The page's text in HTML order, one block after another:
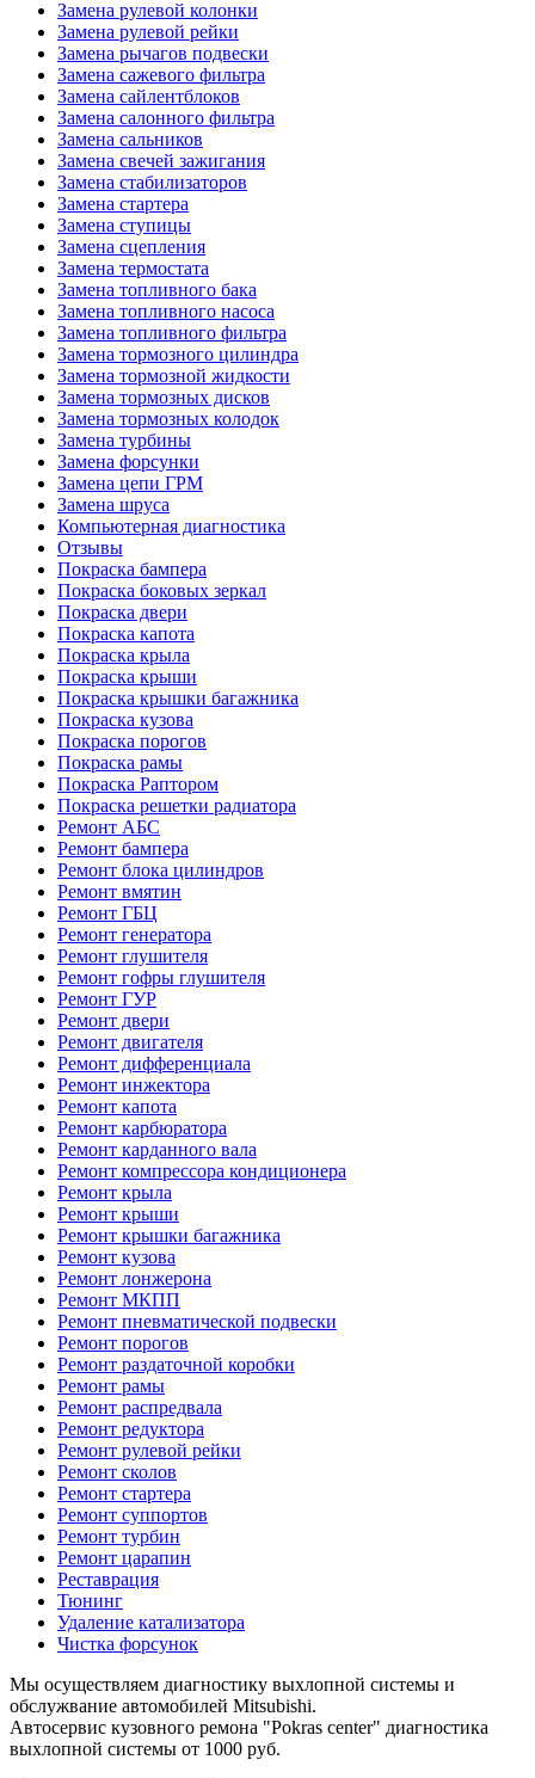
Замена рулевой колонки
Замена рулевой рейки
Замена рычагов подвески
Замена сажевого фильтра
Замена сайлентблоков
Замена салонного фильтра
Замена сальников
Замена свечей зажигания
Замена стабилизаторов
Замена стартера
Замена ступицы
Замена сцепления
Замена термостата
Замена топливного бака
Замена топливного насоса
Замена топливного фильтра
Замена тормозного цилиндра
Замена тормозной жидкости
Замена тормозных дисков
Замена тормозных колодок
Замена турбины
Замена форсунки
Замена цепи ГРМ
Замена шруса
Компьютерная диагностика
Отзывы
Покраска бампера
Покраска боковых зеркал
Покраска двери
Покраска капота
Покраска крыла
Покраска крыши
Покраска крышки багажника
Покраска кузова
Покраска порогов
Покраска рамы
Покраска Раптором
Покраска решетки радиатора
Ремонт АБС
Ремонт бампера
Ремонт блока цилиндров
Ремонт вмятин
Ремонт ГБЦ
Ремонт генератора
Ремонт глушителя
Ремонт гофры глушителя
Ремонт ГУР
Ремонт двери
Ремонт двигателя
Ремонт дифференциала
Ремонт инжектора
Ремонт капота
Ремонт карбюратора
Ремонт карданного вала
Ремонт компрессора кондиционера
Ремонт крыла
Ремонт крыши
Ремонт крышки багажника
Ремонт кузова
Ремонт лонжерона
Ремонт МКПП
Ремонт пневматической подвески
Ремонт порогов
Ремонт раздаточной коробки
Ремонт рамы
Ремонт распредвала
Ремонт редуктора
Ремонт рулевой рейки
Ремонт сколов
Ремонт стартера
Ремонт суппортов
Ремонт турбин
Ремонт царапин
Реставрация
Тюнинг
Удаление катализатора
Чистка форсунок
Мы осуществляем диагностику выхлопной системы и
обслужвание автомобилей Mitsubishi.
Автосервис кузовного ремона "Pokras center" диагностика
выхлопной системы от 1000 руб.